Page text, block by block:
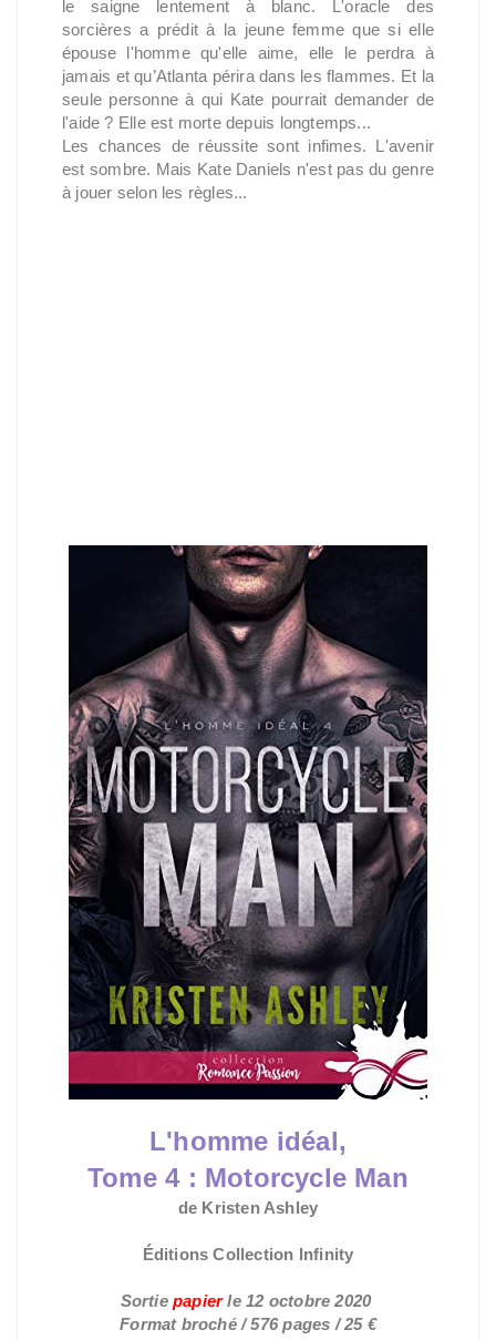
le saigne lentement à blanc. L'oracle des
sorcières a prédit à la jeune femme que si elle
épouse l'homme qu'elle aime, elle le perdra à
jamais et qu’Atlanta périra dans les flammes. Et la
seule personne à qui Kate pourrait demander de
l'aide ? Elle est morte depuis longtemps...
Les chances de réussite sont infimes. L'avenir
est sombre. Mais Kate Daniels n'est pas du genre
à jouer selon les règles...
L'homme idéal,
Tome 4 : Motorcycle Man
de Kristen Ashley
Éditions Collection Infinity
Sortie papierle 12 octobre 2020
Format broché/ 576 pages / 25 €